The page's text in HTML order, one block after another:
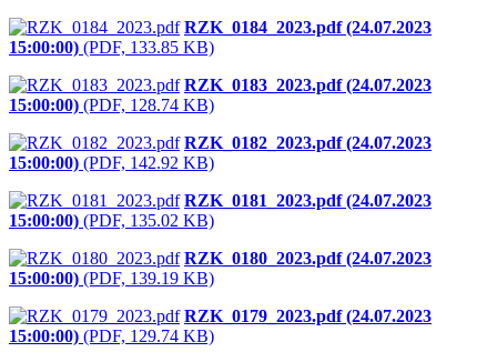
RZK_0184_2023.pdf (24.07.2023
15:00:00) (PDF, 133.85 KB)
RZK_0183_2023.pdf (24.07.2023
15:00:00) (PDF, 128.74 KB)
RZK_0182_2023.pdf (24.07.2023
15:00:00) (PDF, 142.92 KB)
RZK_0181_2023.pdf (24.07.2023
15:00:00) (PDF, 135.02 KB)
RZK_0180_2023.pdf (24.07.2023
15:00:00) (PDF, 139.19 KB)
RZK_0179_2023.pdf (24.07.2023
15:00:00) (PDF, 129.74 KB)